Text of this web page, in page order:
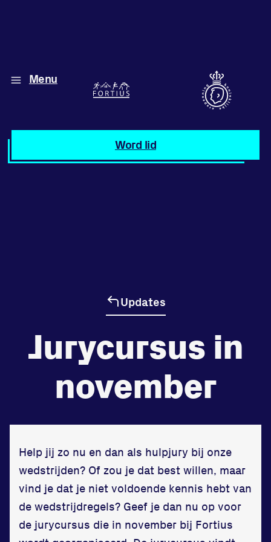
Menu
Word lid
Diverse disciplines
onder één dak
de
tegenstander
Worstelen
zet je samen
Running
Updates
Jurycursus in
november
Help jij zo nu en dan als hulpjury bij onze
wedstrijden? Of zou je dat best willen, maar
vind je dat je niet voldoende kennis hebt van
de wedstrijdregels? Geef je dan nu op voor
de jurycursus die in november bij Fortius